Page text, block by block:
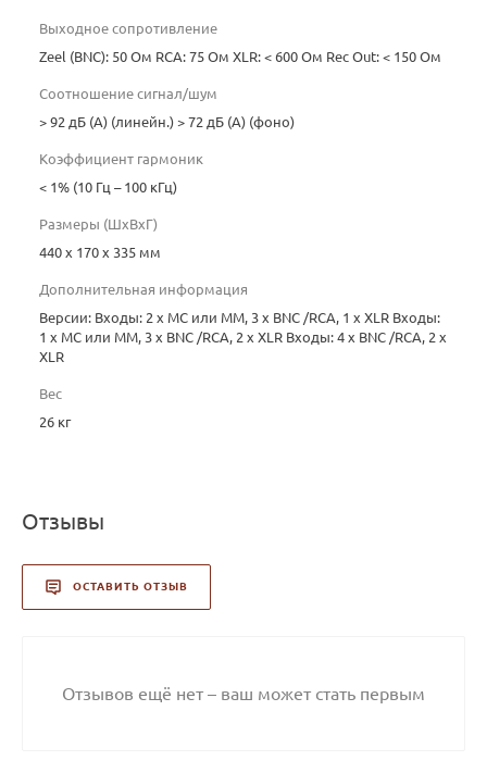
Выходное сопротивление
Zeel (BNC): 50 Ом RCA: 75 Ом XLR: < 600 Ом Rec Out: < 150 Ом
Соотношение сигнал/шум
> 92 дБ (А) (линейн.) > 72 дБ (А) (фоно)
Коэффициент гармоник
< 1% (10 Гц – 100 кГц)
Размеры (ШхВхГ)
440 x 170 x 335 мм
Дополнительная информация
Версии: Входы: 2 х MC или MM, 3 х BNC /RCA, 1 х XLR Входы:
1 х MC или MM, 3 х BNC /RCA, 2 х XLR Входы: 4 х BNC /RCA, 2 х
XLR
Вес
26 кг
Отзывы
ОСТАВИТЬ ОТЗЫВ
Отзывов ещё нет – ваш может стать первым